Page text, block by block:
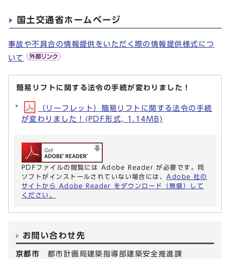
国土交通省ホームページ
事故や不具合の情報提供をいただく際の情報提供様式につ
いて
簡易リフトに関する法令の手続が変わりました！
（リーフレット）簡易リフトに関する法令の手続
が変わりました！(PDF形式, 1.14MB)
PDFファイルの閲覧には Adobe Reader が必要です。同
ソフトがインストールされていない場合には、 Adobe 社の
サイトから Adobe Reader をダウンロード（無償）して
ください。
お問い合わせ先
京都市 都市計画局建築指導部建築安全推進課